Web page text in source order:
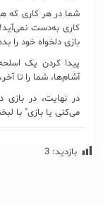
شما در هر کاری که
کاری به‌دست
بازی دلخواه خود
پیدا کردن یک
آشام‌ها، شما را تا
در نهایت، در بازی
می‌کنی یا بازی" با
بازدید: 3